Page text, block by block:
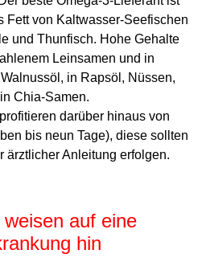
Fett von Kaltwasser-Seefischen
und Thunfisch. Hohe Gehalte
Leinsamen und in
in Rapsöl, Nüssen,
Chia-Samen.
darüber hin­aus von
bis neun Tage), diese sollten
ärztlicher Anleitung erfolgen.
auf eine
hin